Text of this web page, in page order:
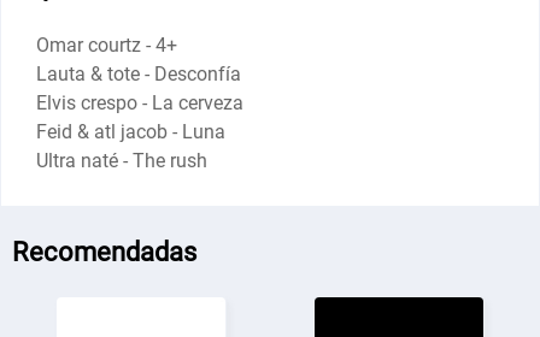
Omar courtz - 4+
Lauta & tote - Desconfía
Elvis crespo - La cerveza
Feid & atl jacob - Luna
Ultra naté - The rush
Recomendadas